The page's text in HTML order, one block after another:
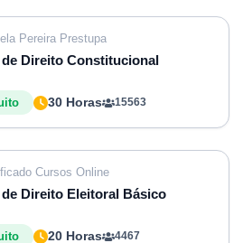
Pereira Prestupa
Direito Constitucional
30 Horas 15563
Cursos Online
Direito Eleitoral Básico
20 Horas 4467